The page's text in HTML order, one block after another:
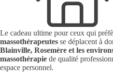
Le cadeau ultime pour ceux qui
massothérapeutes se déplacent à
Blainville, Rosemère et les
massothérapie de qualité
espace personnel.